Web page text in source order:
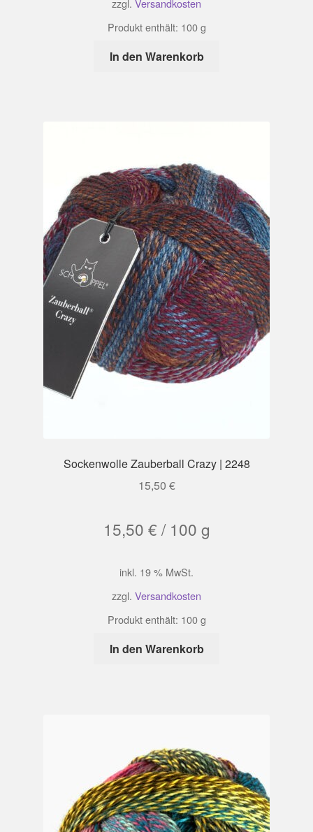
zzgl. Versandkosten
Produkt enthält: 100g
In den Warenkorb
Sockenwolle Zauberball Crazy | 2248
15,50 €
15,50 € / 100 g
inkl. 19 % MwSt.
zzgl. Versandkosten
Produkt enthält: 100g
In den Warenkorb